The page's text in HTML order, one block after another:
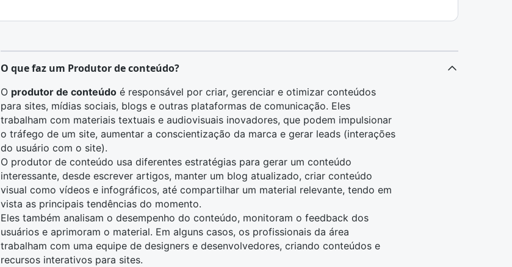
O que faz um Produtor de conteúdo?
O produtor de conteúdo é responsável por criar, gerenciar e otimizar conteúdos
para sites, mídias sociais, blogs e outras plataformas de comunicação. Eles
trabalham com materiais textuais e audiovisuais inovadores, que podem impulsionar
o tráfego de um site, aumentar a conscientização da marca e gerar leads (interações
do usuário com o site).
O produtor de conteúdo usa diferentes estratégias para gerar um conteúdo
interessante, desde escrever artigos, manter um blog atualizado, criar conteúdo
visual como vídeos e infográficos, até compartilhar um material relevante, tendo em
vista as principais tendências do momento.
Eles também analisam o desempenho do conteúdo, monitoram o feedback dos
usuários e aprimoram o material. Em alguns casos, os profissionais da área
trabalham com uma equipe de designers e desenvolvedores, criando conteúdos e
recursos interativos para sites.